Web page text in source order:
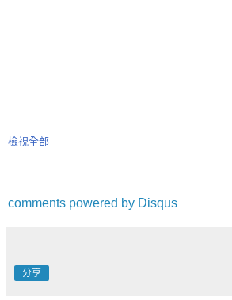
檢視全部
comments powered by Disqus
分享